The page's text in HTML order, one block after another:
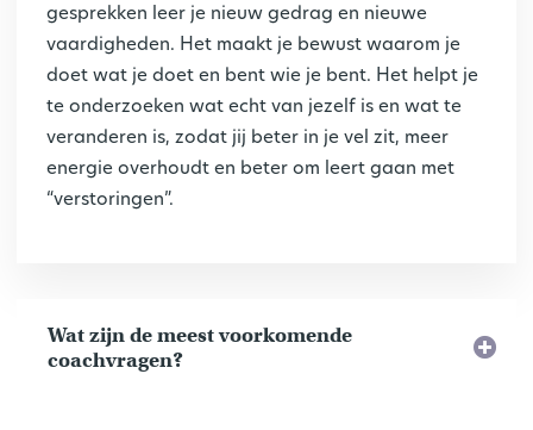
gesprekken leer je nieuw gedrag en nieuwe
vaardigheden. Het maakt je bewust waarom je
doet wat je doet en bent wie je bent. Het helpt je
te onderzoeken wat echt van jezelf is en wat te
veranderen is, zodat jij beter in je vel zit, meer
energie overhoudt en beter om leert gaan met
“verstoringen”.
Wat zijn de meest voorkomende
coachvragen?